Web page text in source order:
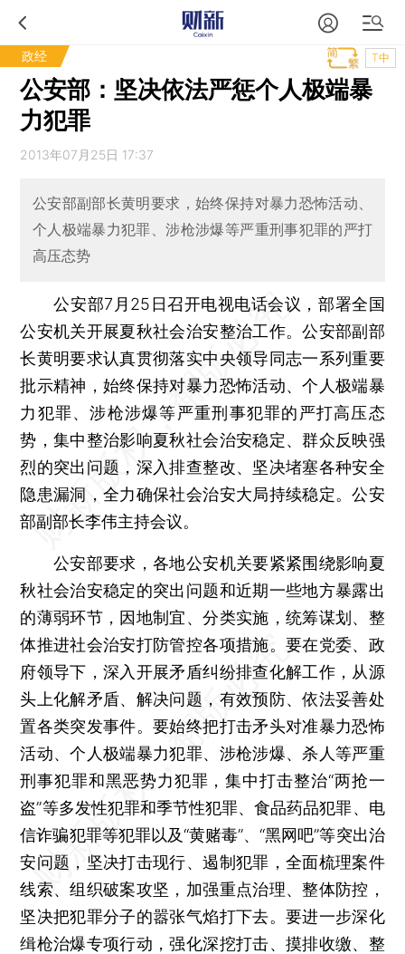
政经 T中
公安部：坚决依法严惩个人极端暴
力犯罪
2013年07月25日 17:37
公安部副部长黄明要求，始终保持对暴力恐怖活动、
个人极端暴力犯罪、涉枪涉爆等严重刑事犯罪的严打
高压态势
公安部7月25日召开电视电话会议，部署全国
公安机关开展夏秋社会治安整治工作。公安部副部
长黄明要求认真贯彻落实中央领导同志一系列重要
批示精神，始终保持对暴力恐怖活动、个人极端暴
力犯罪、涉枪涉爆等严重刑事犯罪的严打高压态
势，集中整治影响夏秋社会治安稳定、群众反映强
烈的突出问题，深入排查整改、坚决堵塞各种安全
隐患漏洞，全力确保社会治安大局持续稳定。公安
部副部长李伟主持会议。
公安部要求，各地公安机关要紧紧围绕影响夏
秋社会治安稳定的突出问题和近期一些地方暴露出
的薄弱环节，因地制宜、分类实施，统筹谋划、整
体推进社会治安打防管控各项措施。要在党委、政
府领导下，深入开展矛盾纠纷排查化解工作，从源
头上化解矛盾、解决问题，有效预防、依法妥善处
置各类突发事件。要始终把打击矛头对准暴力恐怖
活动、个人极端暴力犯罪、涉枪涉爆、杀人等严重
刑事犯罪和黑恶势力犯罪，集中打击整治“两抢一
盗”等多发性犯罪和季节性犯罪、食品药品犯罪、电
信诈骗犯罪等犯罪以及“黄赌毒”、“黑网吧”等突出治
安问题，坚决打击现行、遏制犯罪，全面梳理案件
线索、组织破案攻坚，加强重点治理、整体防控，
坚决把犯罪分子的嚣张气焰打下去。要进一步深化
缉枪治爆专项行动，强化深挖打击、摸排收缴、整